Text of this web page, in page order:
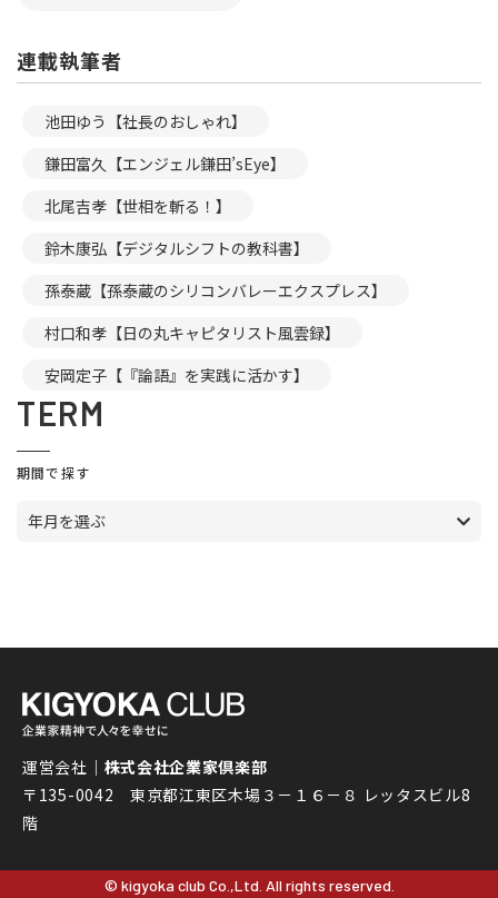
連載執筆者
池田ゆう【社長のおしゃれ】
鎌田富久【エンジェル鎌田’sEye】
北尾吉孝【世相を斬る！】
鈴木康弘【デジタルシフトの教科書】
孫泰蔵【孫泰蔵のシリコンバレーエクスプレス】
村口和孝【日の丸キャピタリスト風雲録】
安岡定子【『論語』を実践に活かす】
TERM
期間で探す
年月を選ぶ
運営会社｜ 株式会社企業家倶楽部
〒135-0042 東京都江東区木場３－１６－８ レッタスビル8
階
© kigyoka club Co.,Ltd. All rights reserved.